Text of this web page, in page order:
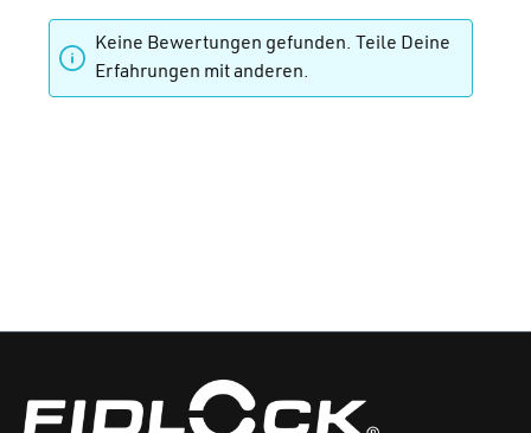
Keine Bewertungen gefunden. Teile Deine
Erfahrungen mit anderen.